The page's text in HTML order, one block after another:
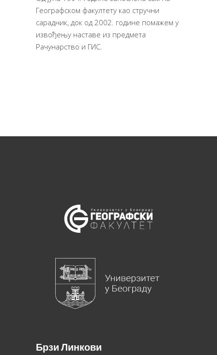
Географском факултету као стручни
сарадник, док од 2002. године помажем у
извођењу наставе из предмета
Рачунарство и ГИС.
Брзи Линкови